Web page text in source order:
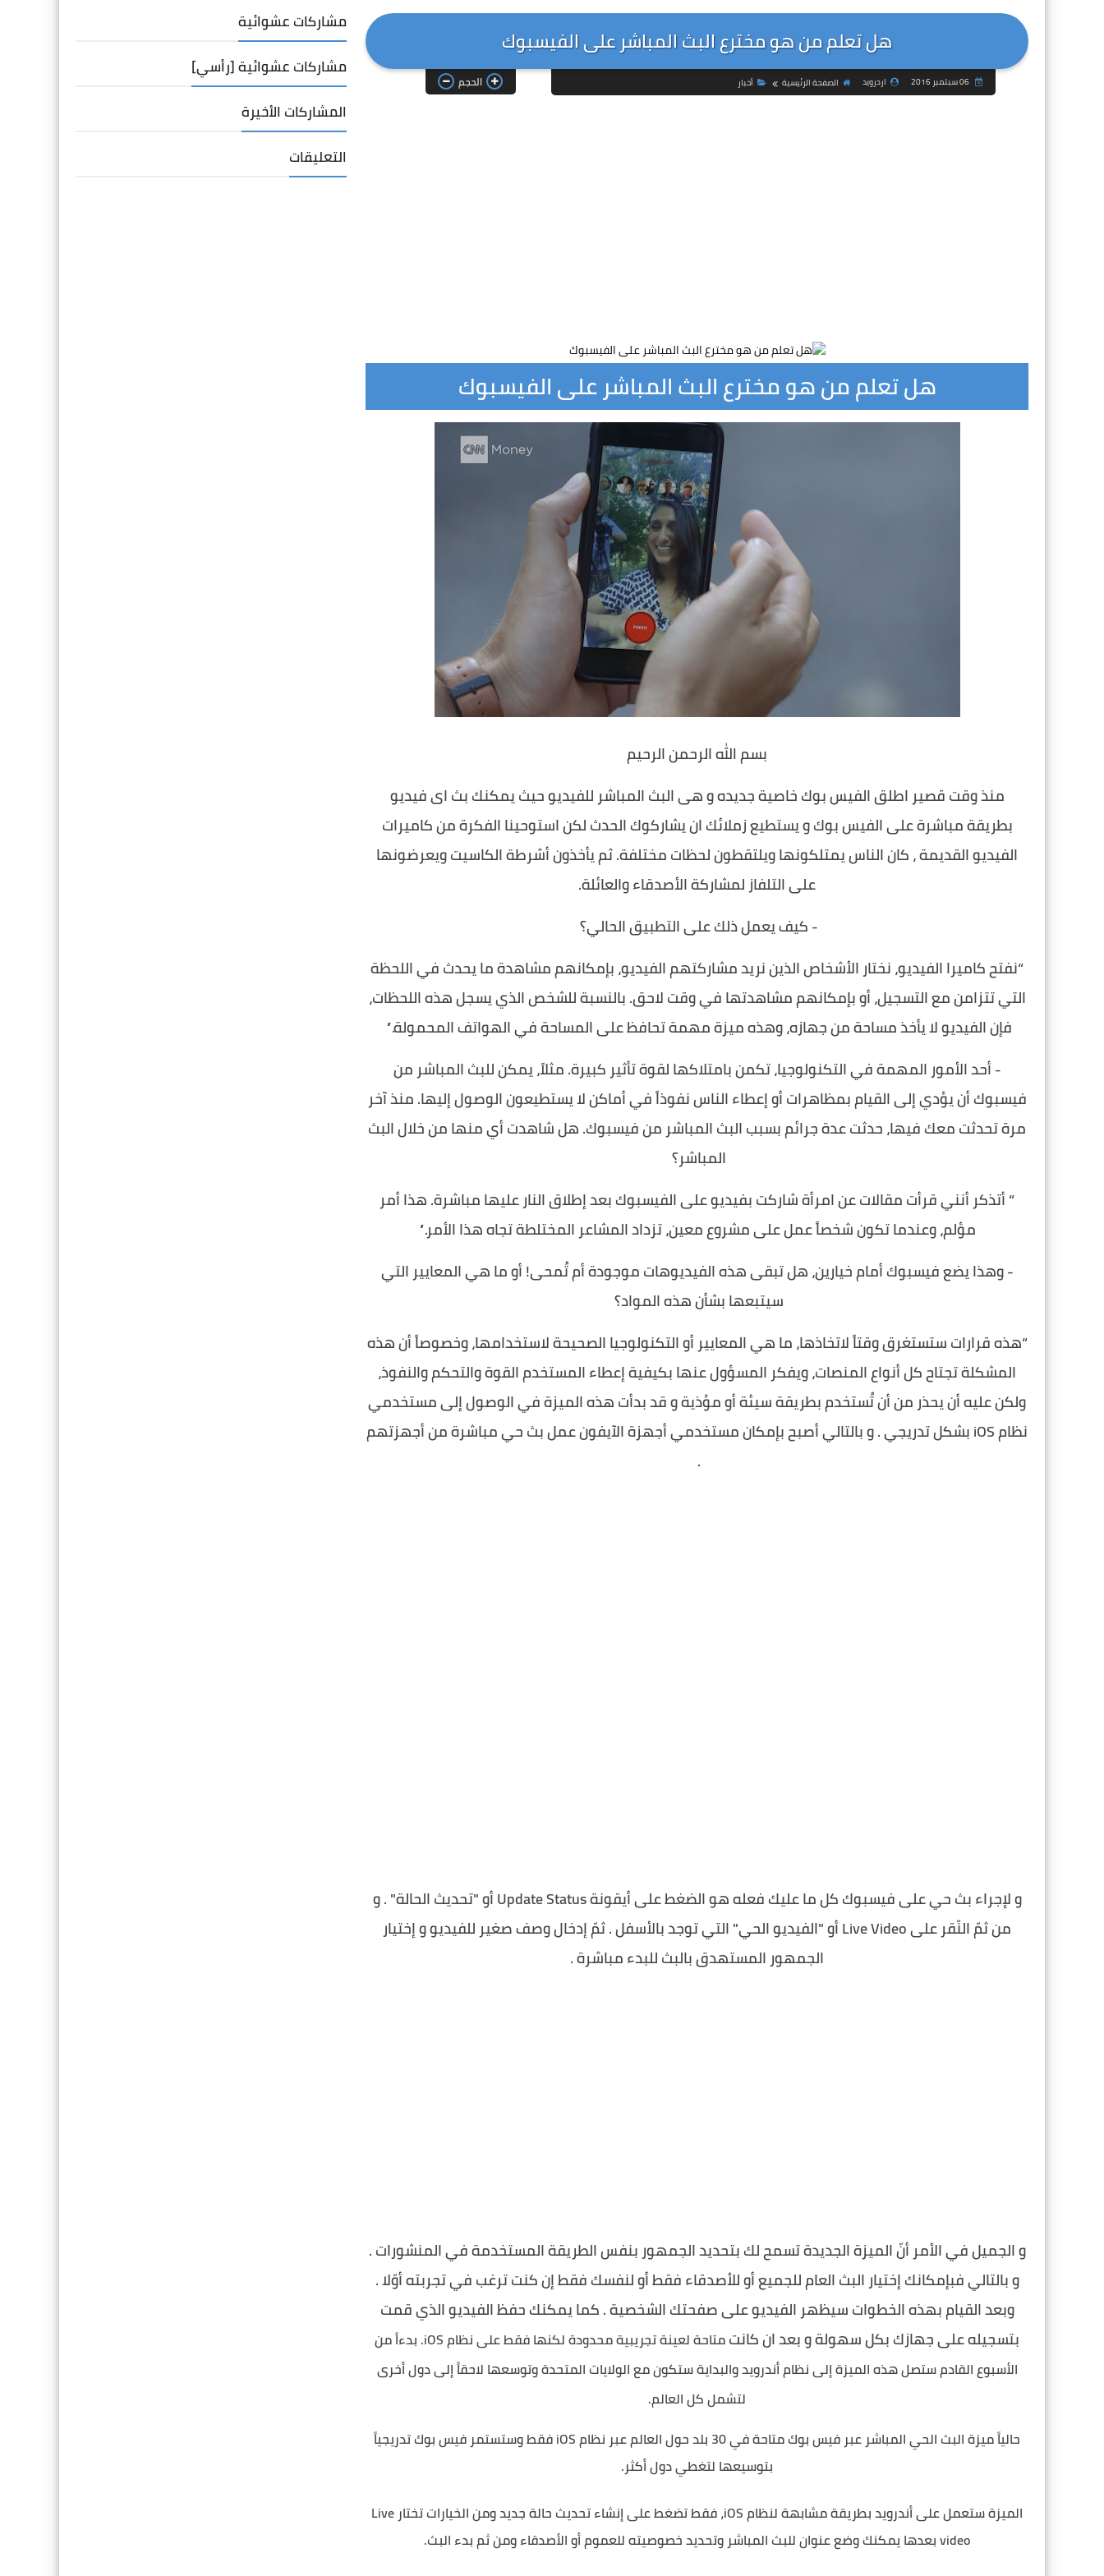
هل تعلم من هو مخترع البث المباشر على الفيسبوك
اردرويد الصفحة الرئيسية أخبار الحجم
هل تعلم من هو مخترع البث المباشر على الفيسبوك
بسم الله الرحمن الرحيم
منذ وقت قصير اطلق الفيس بوك خاصية جديده و هى البث المباشر للفيديو حيث يمكنك بث اى فيديو
بطريقة مباشرة على الفيس بوك و يستطيع زملائك ان يشاركوك الحدث لكن استوحينا الفكرة من كاميرات
الفيديو القديمة ، كان الناس يمتلكونها ويلتقطون لحظات مختلفة. ثم يأخذون أشرطة الكاسيت ويعرضونها
على التلفاز لمشاركة الأصدقاء والعائلة.
- كيف يعمل ذلك على التطبيق الحالي؟
“نفتح كاميرا الفيديو، نختار الأشخاص الذين نريد مشاركتهم الفيديو، بإمكانهم مشاهدة ما يحدث في اللحظة
التي تتزامن مع التسجيل، أو بإمكانهم مشاهدتها في وقت لاحق. بالنسبة للشخص الذي يسجل هذه اللحظات،
فإن الفيديو لا يأخذ مساحة من جهازه، وهذه ميزة مهمة تحافظ على المساحة في الهواتف المحمولة.”
- أحد الأمور المهمة في التكنولوجيا، تكمن بامتلاكها لقوة تأثير كبيرة. مثلاً، يمكن للبث المباشر من
فيسبوك أن يؤدي إلى القيام بمظاهرات أو إعطاء الناس نفوذاً في أماكن لا يستطيعون الوصول إليها. منذ آخر
مرة تحدثت معك فيها، حدثت عدة جرائم بسبب البث المباشر من فيسبوك. هل شاهدت أي منها من خلال البث
المباشر؟
“ أتذكر أنني قرأت مقالات عن امرأة شاركت بفيديو على الفيسبوك بعد إطلاق النار عليها مباشرة. هذا أمر
مؤلم، وعندما تكون شخصاً عمل على مشروع معين، تزداد المشاعر المختلطة تجاه هذا الأمر.”
- وهذا يضع فيسبوك أمام خيارين، هل تبقى هذه الفيديوهات موجودة أم تُمحى! أو ما هي المعايير التي
سيتبعها بشأن هذه المواد؟
“هذه قرارات ستستغرق وقتاً لاتخاذها، ما هي المعايير أو التكنولوجيا الصحيحة لاستخدامها، وخصوصاً أن هذه
المشكلة تجتاح كل أنواع المنصات، ويفكر المسؤول عنها بكيفية إعطاء المستخدم القوة والتحكم والنفوذ،
ولكن عليه أن يحذر من أن تُستخدم بطريقة سيئة أو مؤذية و قدبدأت هذه الميزة في الوصول إلى مستخدمي
نظام iOS بشكل تدريجي . و بالتالي أصبح بإمكان مستخدمي أجهزة الآيفون عمل بث حي مباشرة من أجهزتهم
.
و لإجراء بث حي على فيسبوك كل ما عليك فعله هو الضغط على أيقونة Update Status أو "تحديث الحالة" . و
من ثمّ النّقر على Live Video أو "الفيديو الحي" التي توجد بالأسفل . ثمّ إدخال وصف صغير للفيديو و إختيار
الجمهور المستهدق بالبث للبدء مباشرة .
و الجميل في الأمر أنّ الميزة الجديدة تسمح لك بتحديد الجمهور بنفس الطريقة المستخدمة في المنشورات .
و بالتالي فبإمكانك إختيار البث العام للجميع أو للأصدقاء فقط أو لنفسك فقط إن كنت ترغب في تجربته أوّلا .
وبعد القيام بهذه الخطوات سيظهر الفيديو على صفحتك الشخصية . كما يمكنك حفظ الفيديو الذي قمت
بتسجيله على جهازك بكل سهولة و بعد ان كانت
متاحة لعينة تجريبية محدودة لكنها فقط على نظام iOS. بدءاً من
الأسبوع القادم ستصل هذه الميزة إلى نظام أندرويد والبداية ستكون مع الولايات المتحدة وتوسعها لاحقاً إلى دول أخرى
لتشمل كل العالم.
حالياً ميزة البث الحي المباشر عبر فيس بوك متاحة في 30 بلد حول العالم عبر نظام iOS فقط وستستمر فيس بوك تدريجياً
بتوسيعها لتغطي دول أكثر.
الميزة ستعمل على أندرويد بطريقة مشابهة لنظام iOS، فقط تضغط على إنشاء تحديث حالة جديد ومن الخيارات تختار Live
video بعدها يمكنك وضع عنوان للبث المباشر وتحديد خصوصيته للعموم أو الأصدقاء ومن ثم بدء البث.
مشاركات عشوائية
مشاركات عشوائية [رأسي]
المشاركات الأخيرة
التعليقات